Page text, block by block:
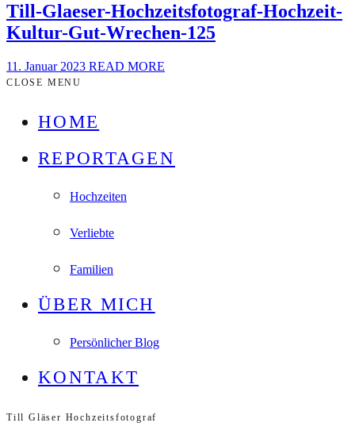
Till-Glaeser-Hochzeitsfotograf-Hochzeit-
Kultur-Gut-Wrechen-125
11. Januar 2023 READ MORE
CLOSE MENU
HOME
REPORTAGEN
Hochzeiten
Verliebte
Familien
ÜBER MICH
Persönlicher Blog
KONTAKT
Till Gläser Hochzeitsfotograf